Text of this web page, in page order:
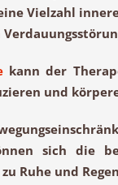
Vielzahl
kann der
und
sich die
Ruhe und